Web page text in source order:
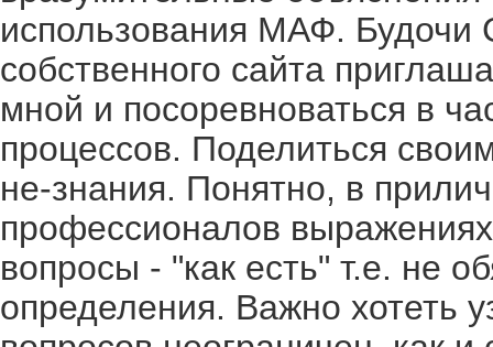
использования МАФ.
собственного сайта
мной и посоревноваться в
процессов. Поделиться
не-знания. Понятно, в
профессионалов
вопросы - "как есть" т.е. не
определения. Важно хотеть